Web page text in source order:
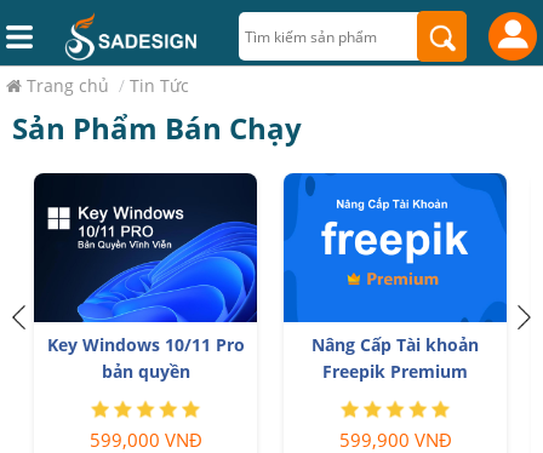
Trang chủ / Tin Tức
Sản Phẩm Bán Chạy
Key Windows 10/11 Pro
bản quyền
599,000 VNĐ
Nâng Cấp Tài khoản
Freepik Premium
599,900 VNĐ